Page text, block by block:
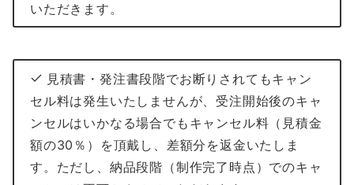
いただきます。
見積書・発注書段階でお断りされてもキャン
セル料は発生いたしませんが、受注開始後のキャ
ンセルはいかなる場合でもキャンセル料（見積金
額の30％）を頂戴し、差額分を返金いたしま
す。ただし、納品段階（制作完了時点）でのキャ